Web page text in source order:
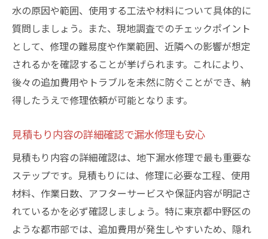
水の原因や範囲、使用する工法や材料について具体的に
質問しましょう。また、現地調査でのチェックポイント
として、修理の難易度や作業範囲、近隣への影響が想定
されるかを確認することが挙げられます。これにより、
後々の追加費用やトラブルを未然に防ぐことができ、納
得したうえで修理依頼が可能となります。
見積もり内容の詳細確認で漏水修理も安心
見積もり内容の詳細確認は、地下漏水修理で最も重要な
ステップです。見積もりには、修理に必要な工程、使用
材料、作業日数、アフターサービスや保証内容が明記さ
れているかを必ず確認しましょう。特に東京都中野区の
ような都市部では、追加費用が発生しやすいため、隠れ